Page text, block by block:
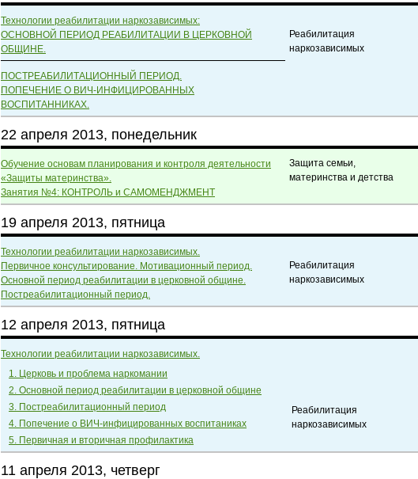
Технологии реабилитации наркозависимых:
ОСНОВНОЙ ПЕРИОД РЕАБИЛИТАЦИИ В ЦЕРКОВНОЙ
ОБЩИНЕ.
Реабилитация
наркозависимых
ПОСТРЕАБИЛИТАЦИОННЫЙ ПЕРИОД.
ПОПЕЧЕНИЕ О ВИЧ-ИНФИЦИРОВАННЫХ
ВОСПИТАННИКАХ.
22 апреля 2013, понедельник
Обучение основам планирования и контроля деятельности
«Защиты материнства».
Занятия №4: КОНТРОЛЬ и САМОМЕНДЖМЕНТ
Защита семьи,
материнства и детства
19 апреля 2013, пятница
Технологии реабилитации наркозависимых.
Первичное консультирование. Мотивационный период.
Основной период реабилитации в церковной общине.
Постреабилитационный период.
Реабилитация
наркозависимых
12 апреля 2013, пятница
Технологии реабилитации наркозависимых.
1. Церковь и проблема наркомании
2. Основной период реабилитации в церковной общине
3. Постреабилитационный период
4. Попечение о ВИЧ-инфицированных воспитаниках
5. Первичная и вторичная профилактика
Реабилитация
наркозависимых
11 апреля 2013, четверг